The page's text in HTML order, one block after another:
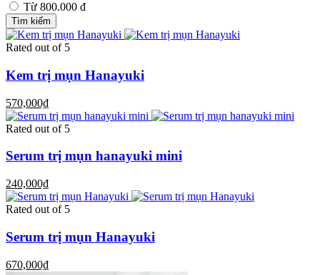
Từ 800.000 đ
Tìm kiếm
Rated out of 5
Kem trị mụn Hanayuki
570,000₫
Rated out of 5
Serum trị mụn hanayuki mini
240,000₫
Rated out of 5
Serum trị mụn Hanayuki
670,000₫